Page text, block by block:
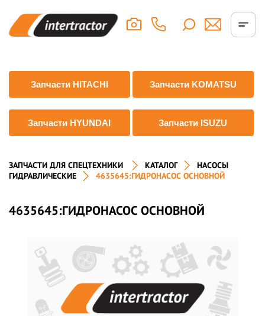
Запчасти HITACHI Запчасти KOMATSU
Запчасти HYUNDAI Запчасти ISUZU
ЗАПЧАСТИ ДЛЯ СПЕЦТЕХНИКИ КАТАЛОГ
НАСОСЫ
ГИДРАВЛИЧЕСКИЕ
4635645:ГИДРОНАСОС ОСНОВНОЙ
4635645:ГИДРОНАСОС ОСНОВНОЙ